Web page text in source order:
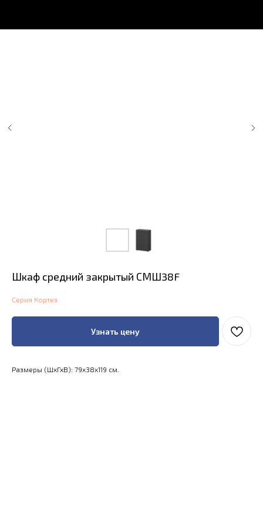
Шкаф средний закрытый СМШ38F
Серия Кортез
Узнать цену
Размеры (ШхГхВ): 79x38x119 см.